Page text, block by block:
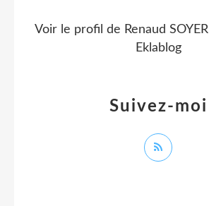
Suivez-moi
Voir le profil de Renaud SOYER
Eklablog